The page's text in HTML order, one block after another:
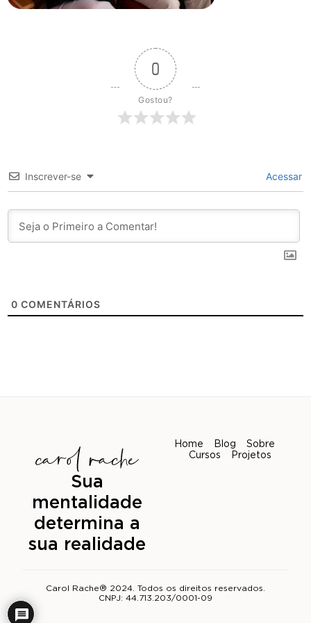
0
Gostou?
Inscrever-se Acessar
0 COMENTÁRIOS
Sua
mentalidade
determina a
sua realidade
Home Blog
Sobre
Cursos
Projetos
Carol Rache® 2024. Todos os direitos reservados.
CNPJ: 44.713.203/0001-09